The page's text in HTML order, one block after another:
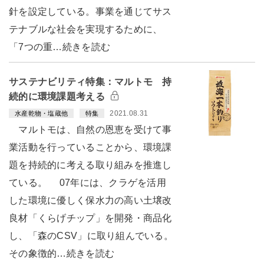
針を設定している。事業を通じてサス
テナブルな社会を実現するために、
「7つの重…続きを読む
サステナビリティ特集：マルトモ 持
続的に環境課題考える
水産乾物・塩蔵他 特集 2021.08.31
マルトモは、自然の恩恵を受けて事
業活動を行っていることから、環境課
題を持続的に考える取り組みを推進し
ている。 07年には、クラゲを活用
した環境に優しく保水力の高い土壌改
良材「くらげチップ」を開発・商品化
し、「森のCSV」に取り組んでいる。
その象徴的…続きを読む